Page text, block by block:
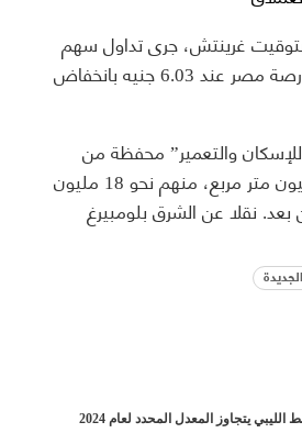
الساعة 08:53 بتوقيت غرينتش، جرى تداول سهم
“مصر الجديدة” في بورصة مصر عند 6.03 جنيه بانخفاض
والتعمير” محفظة من
الأراضي تبلغ 29.5 مليون متر مربع، منهم نحو 18 مليون
نقلا عن الشرق بلومبيرغ
الليبي يتجاوز المعدل المحدد لعام 2024